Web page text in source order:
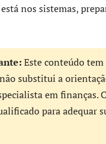
nos sistemas,
Este conteúdo tem
substitui a
em finanças.
para adequar